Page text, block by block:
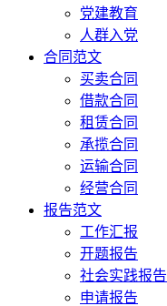
党建教育
人群入党
合同范文
买卖合同
借款合同
租赁合同
承揽合同
运输合同
经营合同
报告范文
工作汇报
开题报告
社会实践报告
申请报告